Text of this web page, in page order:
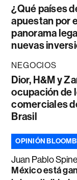
¿Qué países
apuestan por
panorama
nuevas
NEGOCIOS
Dior, H&M y
ocupación de
comerciales
Brasil
OPINIÓN
Juan Pablo
México está